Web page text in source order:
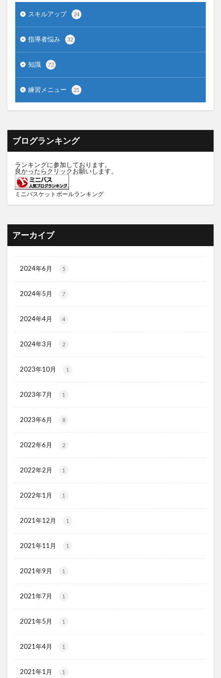
スキルアップ 24
指導者悩み 32
知識 72
練習メニュー 21
ブログランキング
ランキングに参加しております。
良かったらクリックお願いします。
ミニバスケットボールランキング
アーカイブ
2024年6月 5
2024年5月 7
2024年4月 4
2024年3月 2
2023年10月 1
2023年7月 1
2023年6月 8
2022年6月 2
2022年2月 1
2022年1月 1
2021年12月 1
2021年11月 1
2021年9月 1
2021年7月 1
2021年5月 1
2021年4月 1
2021年1月 1